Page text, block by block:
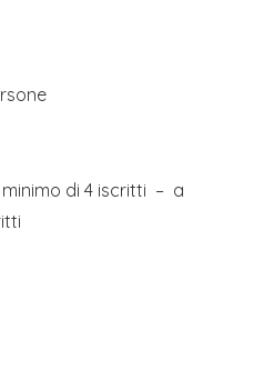
minimo di 4 iscritti – a